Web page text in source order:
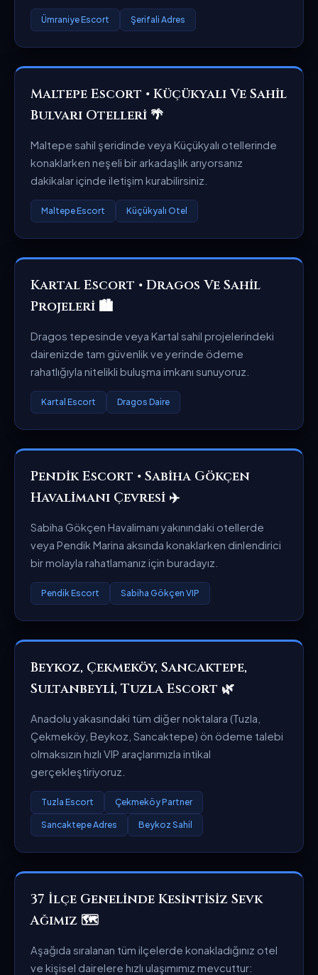
Ümraniye Escort Şerifali Adres
Maltepe Escort • Küçükyalı Ve Sahil
Bulvarı Otelleri 🌴
Maltepe sahil şeridinde veya Küçükyalı otellerinde
konaklarken neşeli bir arkadaşlık arıyorsanız
dakikalar içinde iletişim kurabilirsiniz.
Maltepe Escort Küçükyalı Otel
Kartal Escort • Dragos Ve Sahil
Projeleri 🏙️
Dragos tepesinde veya Kartal sahil projelerindeki
dairenizde tam güvenlik ve yerinde ödeme
rahatlığıyla nitelikli buluşma imkanı sunuyoruz.
Kartal Escort Dragos Daire
Pendik Escort • Sabiha Gökçen
Havalimanı Çevresi ✈️
Sabiha Gökçen Havalimanı yakınındaki otellerde
veya Pendik Marina aksında konaklarken dinlendirici
bir molayla rahatlamanız için buradayız.
Pendik Escort Sabiha Gökçen VIP
Beykoz, Çekmeköy, Sancaktepe,
Sultanbeyli, Tuzla Escort 🌿
Anadolu yakasındaki tüm diğer noktalara (Tuzla,
Çekmeköy, Beykoz, Sancaktepe) ön ödeme talebi
olmaksızın hızlı VIP araçlarımızla intikal
gerçekleştiriyoruz.
Tuzla Escort Çekmeköy Partner
Sancaktepe Adres Beykoz Sahil
37 İlçe Genelinde Kesintisiz Sevk
Ağımız 🗺️
Aşağıda sıralanan tüm ilçelerde konakladığınız otel
ve kişisel dairelere hızlı ulaşımımız mevcuttur: